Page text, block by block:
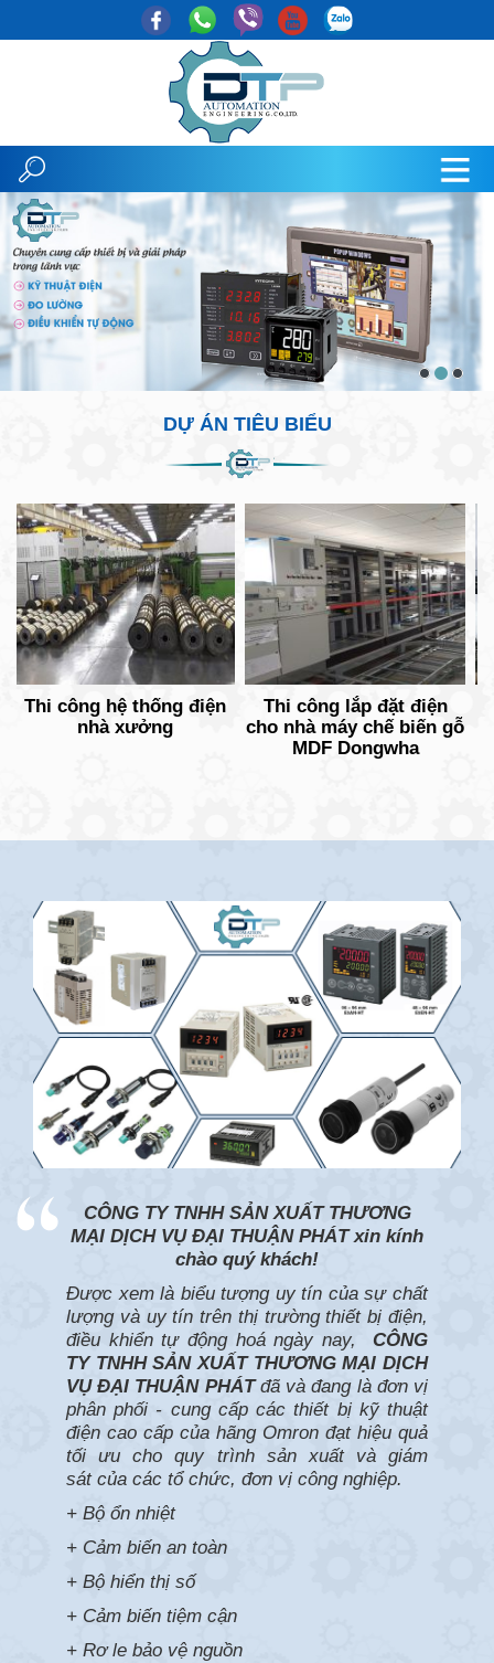
DỰ ÁN TIÊU BIỂU
Thi công hệ thống điện
nhà xưởng
Thi công lắp đặt điện
cho nhà máy chế biến gỗ
MDF Dongwha
CÔNG TY TNHH SẢN XUẤT THƯƠNG
MẠI DỊCH VỤ ĐẠI THUẬN PHÁT xin kính
chào quý khách!
Được xem là biểu tượng uy tín của sự chất
lượng và uy tín trên thị trường thiết bị điện,
điều khiển tự động hoá ngày nay, CÔNG
TY TNHH SẢN XUẤT THƯƠNG MẠI DỊCH
VỤ ĐẠI THUẬN PHÁTđã và đang là đơn vị
phân phối - cung cấp các thiết bị kỹ thuật
điện cao cấp của hãng Omron đạt hiệu quả
tối ưu cho quy trình sản xuất và giám
sát của các tổ chức, đơn vị công nghiệp.
+ Bộ ổn nhiệt
+ Cảm biến an toàn
+ Bộ hiển thị số
+ Cảm biến tiệm cận
+ Rơ le bảo vệ nguồn